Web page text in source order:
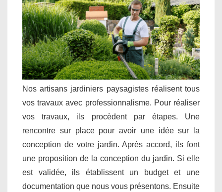
Nos artisans jardiniers paysagistes réalisent tous
vos travaux avec professionnalisme. Pour réaliser
vos travaux, ils procèdent par étapes. Une
rencontre sur place pour avoir une idée sur la
conception de votre jardin. Après accord, ils font
une proposition de la conception du jardin. Si elle
est validée, ils établissent un budget et une
documentation que nous vous présentons. Ensuite